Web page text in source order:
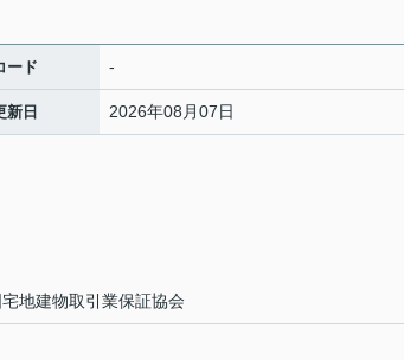
ード -
新日 2026年08月07日
地建物取引業保証協会